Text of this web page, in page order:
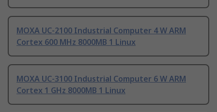
MOXA UC-2100 Industrial Computer 4 W ARM
Cortex 600 MHz 8000MB 1 Linux
MOXA UC-3100 Industrial Computer 6 W ARM
Cortex 1 GHz 8000MB 1 Linux